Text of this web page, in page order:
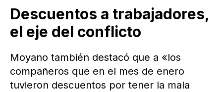
Descuentos a trabajadores,
el eje del conflicto
Moyano también destacó que a «los
compañeros que en el mes de enero
tuvieron descuentos por tener la mala